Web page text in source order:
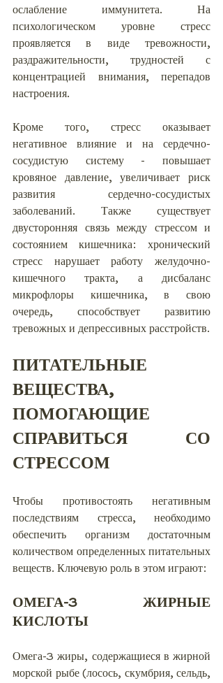
ослабление иммунитета. На
психологическом уровне стресс
проявляется в виде тревожности,
раздражительности, трудностей с
концентрацией внимания, перепадов
настроения.
Кроме того, стресс оказывает
негативное влияние и на сердечно-
сосудистую систему - повышает
кровяное давление, увеличивает риск
развития сердечно-сосудистых
заболеваний. Также существует
двусторонняя связь между стрессом и
состоянием кишечника: хронический
стресс нарушает работу желудочно-
кишечного тракта, а дисбаланс
микрофлоры кишечника, в свою
очередь, способствует развитию
тревожных и депрессивных расстройств.
ПИТАТЕЛЬНЫЕ
ВЕЩЕСТВА,
ПОМОГАЮЩИЕ
СПРАВИТЬСЯ СО
СТРЕССОМ
Чтобы противостоять негативным
последствиям стресса, необходимо
обеспечить организм достаточным
количеством определенных питательных
веществ. Ключевую роль в этом играют:
ОМЕГА-3 ЖИРНЫЕ
КИСЛОТЫ
Омега-3 жиры, содержащиеся в жирной
морской рыбе (лосось, скумбрия, сельдь,